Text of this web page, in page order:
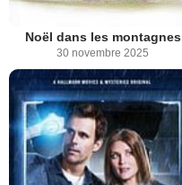
Noël dans les montagnes
30 novembre 2025